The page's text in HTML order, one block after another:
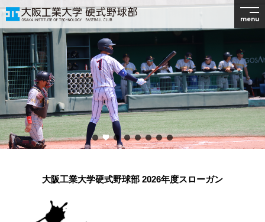
menu
大阪工業大学硬式野球部 2026年度スローガン